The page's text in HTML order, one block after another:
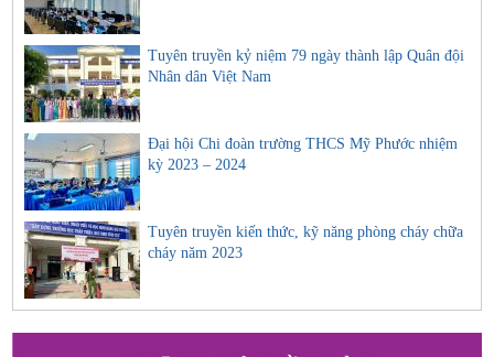
Tuyên truyền kỷ niệm 79 ngày thành lập Quân đội
Nhân dân Việt Nam
Đại hội Chi đoàn trường THCS Mỹ Phước nhiệm
kỳ 2023 – 2024
Tuyên truyền kiến thức, kỹ năng phòng cháy chữa
cháy năm 2023